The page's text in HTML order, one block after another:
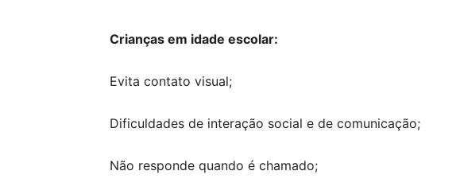
Crianças em idade escolar:
Evita contato visual;
Dificuldades de interação social e de comunicação;
Não responde quando é chamado;